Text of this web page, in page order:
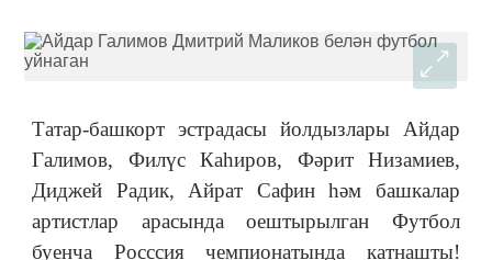
Татар-башкорт эстрадасы йолдызлары Айдар
Галимов, Филүс Каһиров, Фәрит Низамиев,
Диджей Радик, Айрат Сафин һәм башкалар
артистлар арасында оештырылган Футбол
буенча Росссия чемпионатында катнашты!